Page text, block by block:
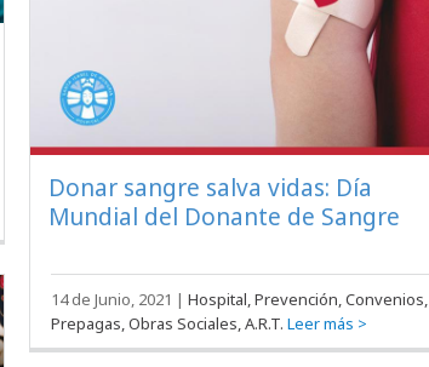
Donar sangre salva vidas: Día
Mundial del Donante de Sangre
14 de Junio, 2021 |Hospital, Prevención, Convenios,
Prepagas, Obras Sociales, A.R.T. Leer más >